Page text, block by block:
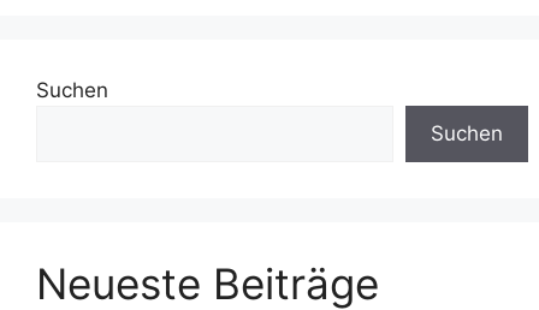
Suchen
Suchen
Neueste Beiträge